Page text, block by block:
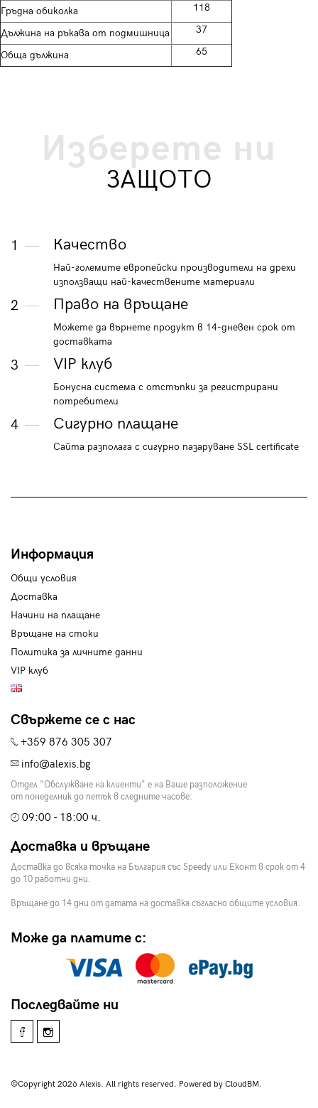
Гръдна обиколка
118
Дължина на ръкава от подмишница 37
Обща дължина 65
Изберете ни
ЗАЩОТО
1 Качество
Най-големите европейски производители на дрехи
използващи най-качествените материали
2 Право на връщане
Можете да върнете продукт в 14-дневен срок от
доставката
3 VIP клуб
Бонусна система с отстъпки за регистрирани
потребители
4 Сигурно плащане
Сайта разполага с сигурно пазаруване SSL certificate
Информация
Общи условия
Доставка
Начини на плащане
Връщане на стоки
Политика за личните данни
VIP клуб
Свържете се с нас
+359 876 305 307
info@alexis.bg
Отдел "Обслужване на клиенти" е на Ваше разположение
от понеделник до петък в следните часове:
09:00 - 18:00 ч.
Доставка и връщане
Доставка до всяка точка на България със Speedy или Еконт в срок от 4
до 10 работни дни.
Връщане до 14 дни от датата на доставка съгласно общите условия.
Може да платите с:
Последвайте ни
©Copyright 2026 Alexis. All rights reserved. Powered by CloudBM.